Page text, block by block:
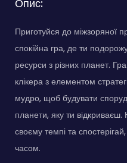
Опис:
Приготуйся до міжзоряної
спокійна гра, де ти
ресурси з різних планет.
клікера з елементом
мудро, щоб будувати
планети, яку ти
своєму темпі та
часом.